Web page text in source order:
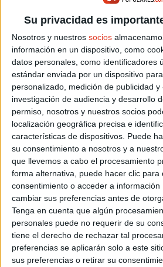
Su privacidad es
Nosotros y nuestros socios
información en un dispositivo, como
datos personales, como identificadores
estándar enviada por un dispositivo
personalizado, medición de publicidad y
investigación de audiencia y desarrollo
permiso, nosotros y nuestros socios
localización geográfica precisa e
características de dispositivos. Puede
su consentimiento a nosotros y a
que llevemos a cabo el procesamiento
forma alternativa, puede hacer clic para
consentimiento o acceder a información
cambiar sus preferencias antes de
Tenga en cuenta que algún
personales puede no requerir de su
tiene el derecho de rechazar tal
preferencias se aplicarán solo a este
sus preferencias o retirar su
NOJA RACE
CANTABRO
Domingo 06
noja
4km y 8km
Más
CARRERA
RINCONADA
Viernes 18
San José
Más
MEDIA
TORRES
Domingo 11
Medina de